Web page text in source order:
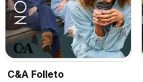
C&A Folleto